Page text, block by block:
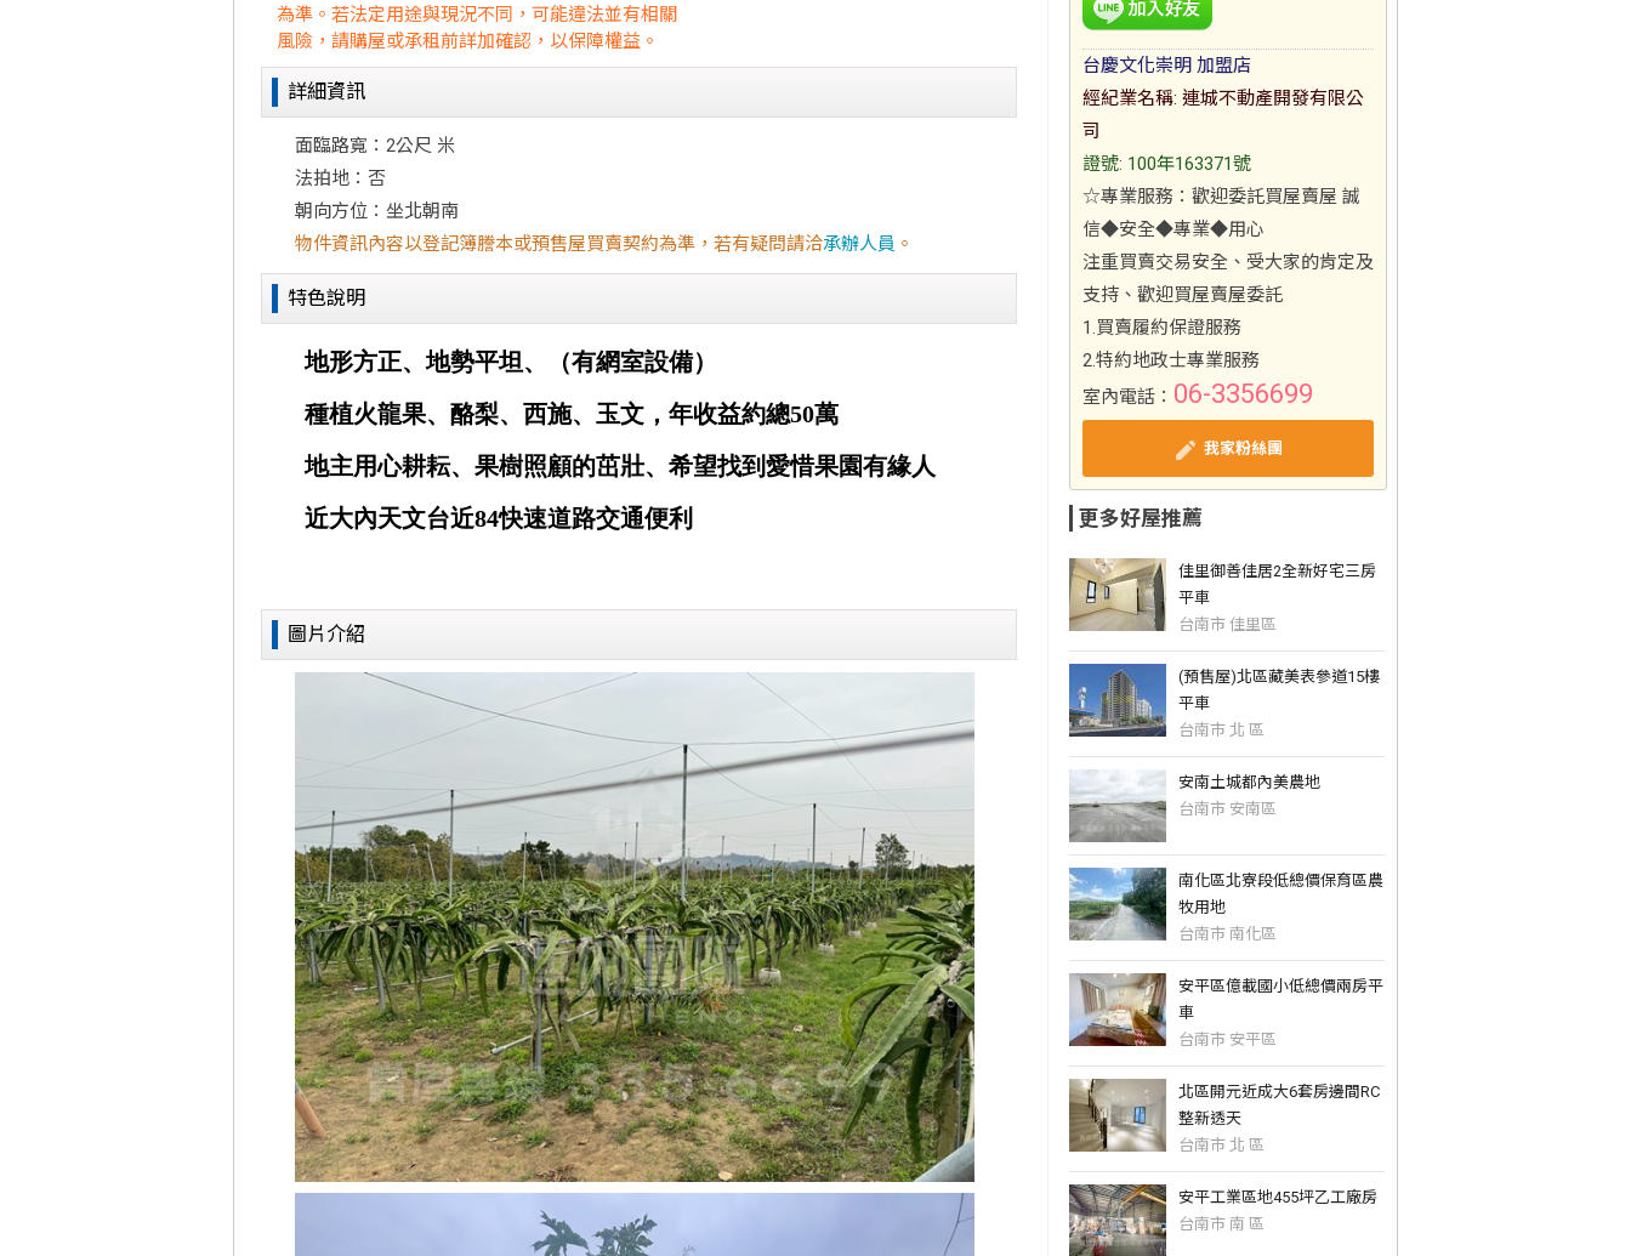
為準。若法定用途與現況不同，可能違法並有相關
風險，請購屋或承租前詳加確認，以保障權益。
詳細資訊
面臨路寬：2公尺 米
法拍地：否
朝向方位：坐北朝南
物件資訊內容以登記簿謄本或預售屋買賣契約為準，若有疑問請洽承辦人員 。
特色說明
圖片介紹
台慶文化崇明 加盟店
經紀業名稱: 連城不動產開發有限公
司
證號: 100年163371號
☆專業服務：歡迎委託買屋賣屋 誠
信◆安全◆專業◆用心
注重買賣交易安全、受大家的肯定及
支持、歡迎買屋賣屋委託
1.買賣履約保證服務
2.特約地政士專業服務
室內電話： 06-3356699
我家粉絲團
更多好屋推薦
佳里御善佳居2全新好宅三房
平車
台南市 佳里區
(預售屋)北區藏美表參道15樓
平車
台南市 北 區
安南土城都內美農地
台南市 安南區
南化區北寮段低總價保育區農
牧用地
台南市 南化區
安平區億載國小低總價兩房平
車
台南市 安平區
北區開元近成大6套房邊間RC
整新透天
台南市 北 區
安平工業區地455坪乙工廠房
台南市 南 區